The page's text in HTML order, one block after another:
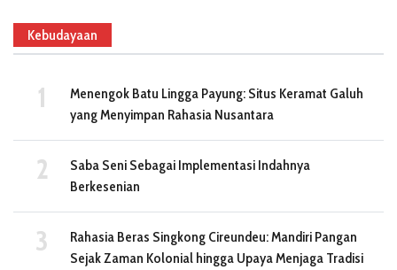
Kebudayaan
Menengok Batu Lingga Payung: Situs Keramat Galuh
yang Menyimpan Rahasia Nusantara
Saba Seni Sebagai Implementasi Indahnya
Berkesenian
Rahasia Beras Singkong Cireundeu: Mandiri Pangan
Sejak Zaman Kolonial hingga Upaya Menjaga Tradisi